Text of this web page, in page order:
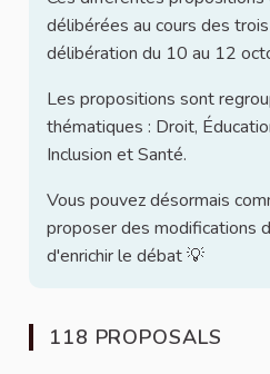
délibérées au cours des
délibération du 10 au 12
Les propositions sont
thématiques : Droit,
Inclusion et Santé.
Vous pouvez désormais
proposer des modifications
d'enrichir le débat 💡
118 PROPOSALS